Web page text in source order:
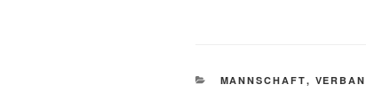
KATEGORIEN
MANNSCHAFT,